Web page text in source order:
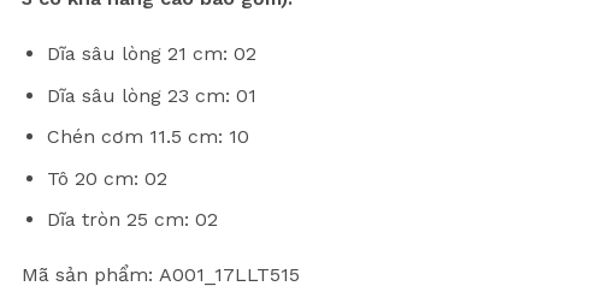
Dĩa sâu lòng 21 cm: 02
Dĩa sâu lòng 23 cm: 01
Chén cơm 11.5 cm: 10
Tô 20 cm: 02
Dĩa tròn 25 cm: 02
Mã sản phẩm: A001_17LLT515